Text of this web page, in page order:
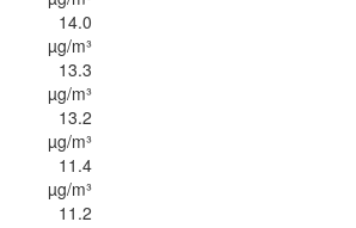
14.0
µg/m³
13.3
µg/m³
13.2
µg/m³
11.4
µg/m³
11.2